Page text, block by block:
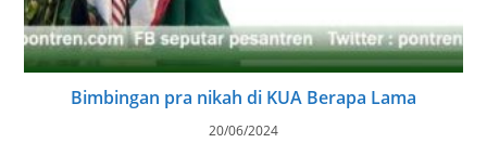
Bimbingan pra nikah di KUA Berapa Lama
20/06/2024